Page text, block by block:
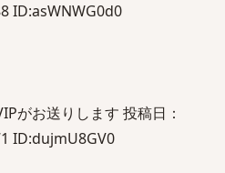
ID:asWNWG0d0
がお送りします 投稿日：
ID:dujmU8GV0